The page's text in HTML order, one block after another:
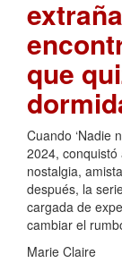
que
Cuando ‘Nadie
2024,
nostalgia,
después, la
cargada de
cambiar el
Marie Claire